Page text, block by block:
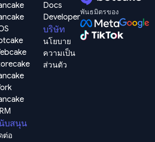
บสนุน
ต่อ
Docs
Developer
บริษัท
นโยบาย
ความเป็น
ส่วนตัว
พันธมิตรของ